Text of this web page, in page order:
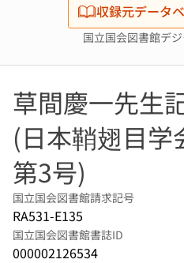
収録元データ
国立国会図書館デ
草間慶一先生
(日本鞘翅目学
第3号)
国立国会図書館請求記号
RA531-E135
国立国会図書館書誌ID
000002126534